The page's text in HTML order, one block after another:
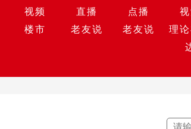
视频 直播 点播
楼市 老友说 老友说
理